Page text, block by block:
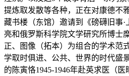
提炼取发散等各种，正在对康德不
藏书楼（东馆）邀请到《磅礴旧事
亮和俄罗斯科学院文学研究所博士
正、图像（拓本）为组合的学术范
学取时俱进、公共、世界的时代盛
的陈寅恪1945-1946年赴英求医（医